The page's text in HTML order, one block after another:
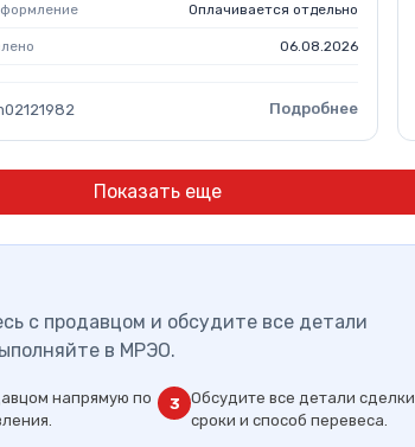
Оплачивается отдельно
06.08.2026
Подробнее
Показать еще
с продавцом и обсудите все детали
в МРЭО.
напрямую по
3
Обсудите все детали
сроки и способ перевеса.